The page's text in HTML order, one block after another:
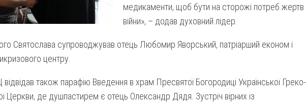
медикаменти, щоб бути на сторожі потреб жертв
війни», – додав духовний лідер.
Святослава супроводжував отець Любомир Яворський, патріарший економ і
центру.
також парафію Введення в храм Пресвятої Богородиці Української Греко-
Церкви, де душпастирем є отець Олександр Дядя. Зустріч вірних із